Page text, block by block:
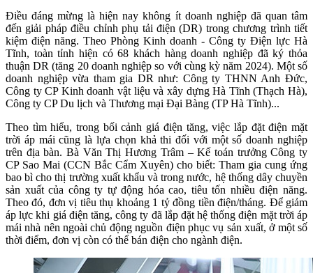
Điều đáng mừng là hiện nay không ít doanh nghiệp đã quan tâm
đến giải pháp điều chỉnh phụ tải điện (DR) trong chương trình tiết
kiệm điện năng. Theo Phòng Kinh doanh - Công ty Điện lực Hà
Tĩnh, toàn tỉnh hiện có 68 khách hàng doanh nghiệp đã ký thỏa
thuận DR (tăng 20 doanh nghiệp so với cùng kỳ năm 2024). Một số
doanh nghiệp vừa tham gia DR như: Công ty THNN Anh Đức,
Công ty CP Kinh doanh vật liệu và xây dựng Hà Tĩnh (Thạch Hà),
Công ty CP Du lịch và Thương mại Đại Bàng (TP Hà Tĩnh)...
Theo tìm hiểu, trong bối cảnh giá điện tăng, việc lắp đặt điện mặt
trời áp mái cũng là lựa chọn khả thi đối với một số doanh nghiệp
trên địa bàn. Bà Văn Thị Hương Trâm – Kế toán trưởng Công ty
CP Sao Mai (CCN Bắc Cẩm Xuyên) cho biết: Tham gia cung ứng
bao bì cho thị trường xuất khẩu và trong nước, hệ thống dây chuyền
sản xuất của công ty tự động hóa cao, tiêu tốn nhiều điện năng.
Theo đó, đơn vị tiêu thụ khoảng 1 tỷ đồng tiền điện/tháng. Để giảm
áp lực khi giá điện tăng, công ty đã lắp đặt hệ thống điện mặt trời áp
mái nhà nên ngoài chủ động nguồn điện phục vụ sản xuất, ở một số
thời điểm, đơn vị còn có thể bán điện cho ngành điện.